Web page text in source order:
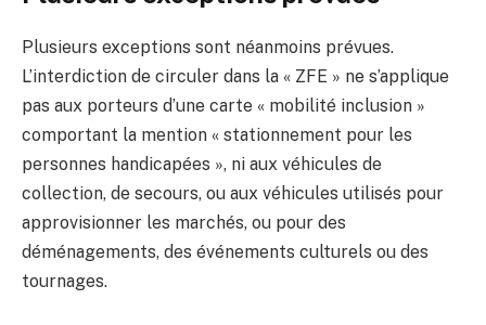
Plusieurs exceptions sont néanmoins prévues.
L’interdiction de circuler dans la « ZFE » ne s’applique
pas aux porteurs d’une carte « mobilité inclusion »
comportant la mention « stationnement pour les
personnes handicapées », ni aux véhicules de
collection, de secours, ou aux véhicules utilisés pour
approvisionner les marchés, ou pour des
déménagements, des événements culturels ou des
tournages.